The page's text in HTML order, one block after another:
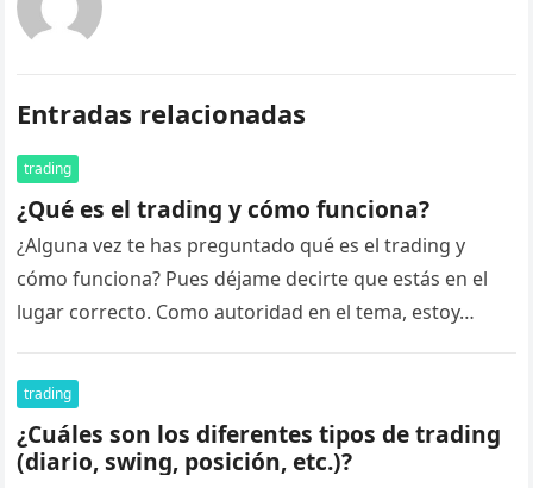
Entradas relacionadas
trading
¿Qué es el trading y cómo funciona?
¿Alguna vez te has preguntado qué es el trading y
cómo funciona? Pues déjame decirte que estás en el
lugar correcto. Como autoridad en el tema, estoy…
trading
¿Cuáles son los diferentes tipos de trading
(diario, swing, posición, etc.)?